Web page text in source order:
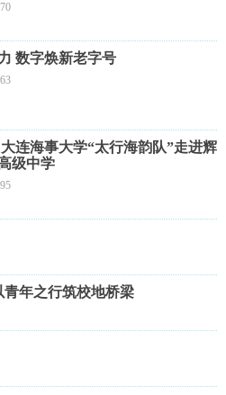
数字焕新老字号
连海事大学“太行海韵队”走进辉
级中学
青年之行筑校地桥梁